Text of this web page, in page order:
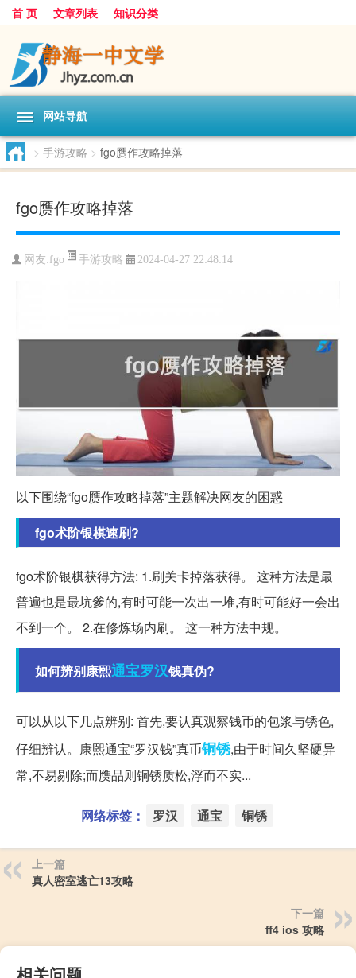
首 页 文章列表 知识分类
网站导航
> 手游攻略 > fgo赝作攻略掉落
fgo赝作攻略掉落
网友:fgo 手游攻略 2024-04-27 22:48:14
以下围绕“fgo赝作攻略掉落”主题解决网友的困惑
fgo术阶银棋速刷?
fgo术阶银棋获得方法: 1.刷关卡掉落获得。 这种方法是最
普遍也是最坑爹的,有时可能一次出一堆,有时可能好一会出
不到一个。 2.在修炼场内刷。 这一种方法中规。
如何辨别康熙通宝罗汉钱真伪?
可以从以下几点辨别: 首先,要认真观察钱币的包浆与锈色,
仔细辨认。康熙通宝“罗汉钱”真币铜锈,由于时间久坚硬异
常,不易剔除;而赝品则铜锈质松,浮而不实...
网络标签： 罗汉 通宝 铜锈
上一篇
真人密室逃亡13攻略
下一篇
ff4 ios 攻略